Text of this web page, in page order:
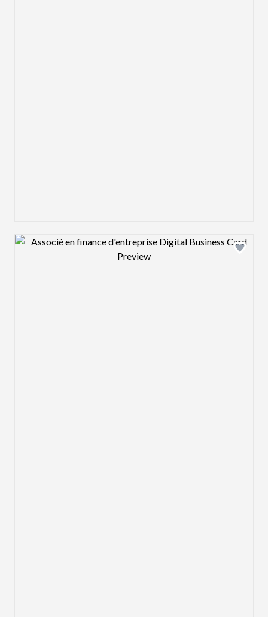
Design preview image